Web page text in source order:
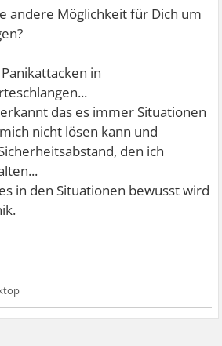
andere Möglichkeit für Dich um
in
das es immer Situationen
nicht lösen kann und
den ich
in den Situationen bewusst wird